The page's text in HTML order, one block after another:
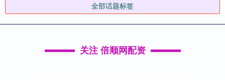
全部话题标签
关注 倍顺网配资